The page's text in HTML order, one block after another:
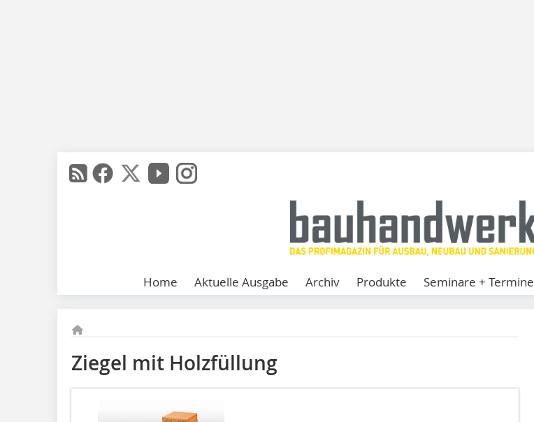
Home Aktuelle Ausgabe Archiv Produkte Seminare + Termine
Ziegel mit Holzfüllung